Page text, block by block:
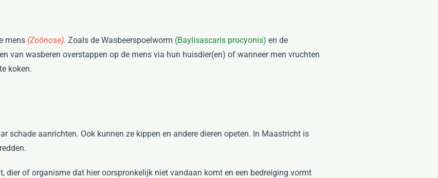
mens (Zoönose). Zoals de Wasbeerspoelworm (Baylisascaris procyonis) en de
van wasberen overstappen op de mens via hun huisdier(en) of wanneer men vruchten
koken.
schade aanrichten. Ook kunnen ze kippen en andere dieren opeten. In Maastricht is
dier of organisme dat hier oorspronkelijk niet vandaan komt en een bedreiging vormt